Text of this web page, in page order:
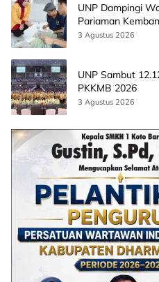
UNP Dampingi
Pariaman
AI
3 Agustus 2026
UNP Sambut
PKKMB 2026
3 Agustus 2026